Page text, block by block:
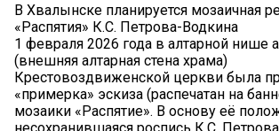
В Хвалынске планируется мозаичная
«Распятия» К.С. Петрова-Водкина
1 февраля 2026 года в алтарной нише
(внешняя алтарная стена храма)
Крестовоздвиженской церкви была
«примерка» эскиза (распечатан на
мозаики «Распятие». В основу её
несохранившаяся роспись К.С.